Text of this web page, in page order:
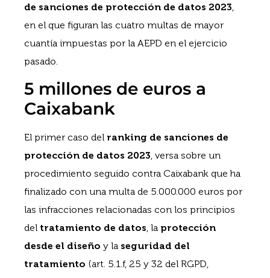
de sanciones de protección de datos 2023
en el que figuran las cuatro multas de mayor
cuantía impuestas por la AEPD en el ejercicio
pasado.
5 millones de euros a
Caixabank
El primer caso del ranking de sanciones de
protección de datos 2023, versa sobre un
procedimiento seguido contra Caixabank que ha
finalizado con una multa de 5.000.000 euros por
las infracciones relacionadas con los principios
del tratamiento de datos, la protección
desde el diseño y la seguridad del
tratamiento (art. 5.1.f, 25 y 32 del RGPD,